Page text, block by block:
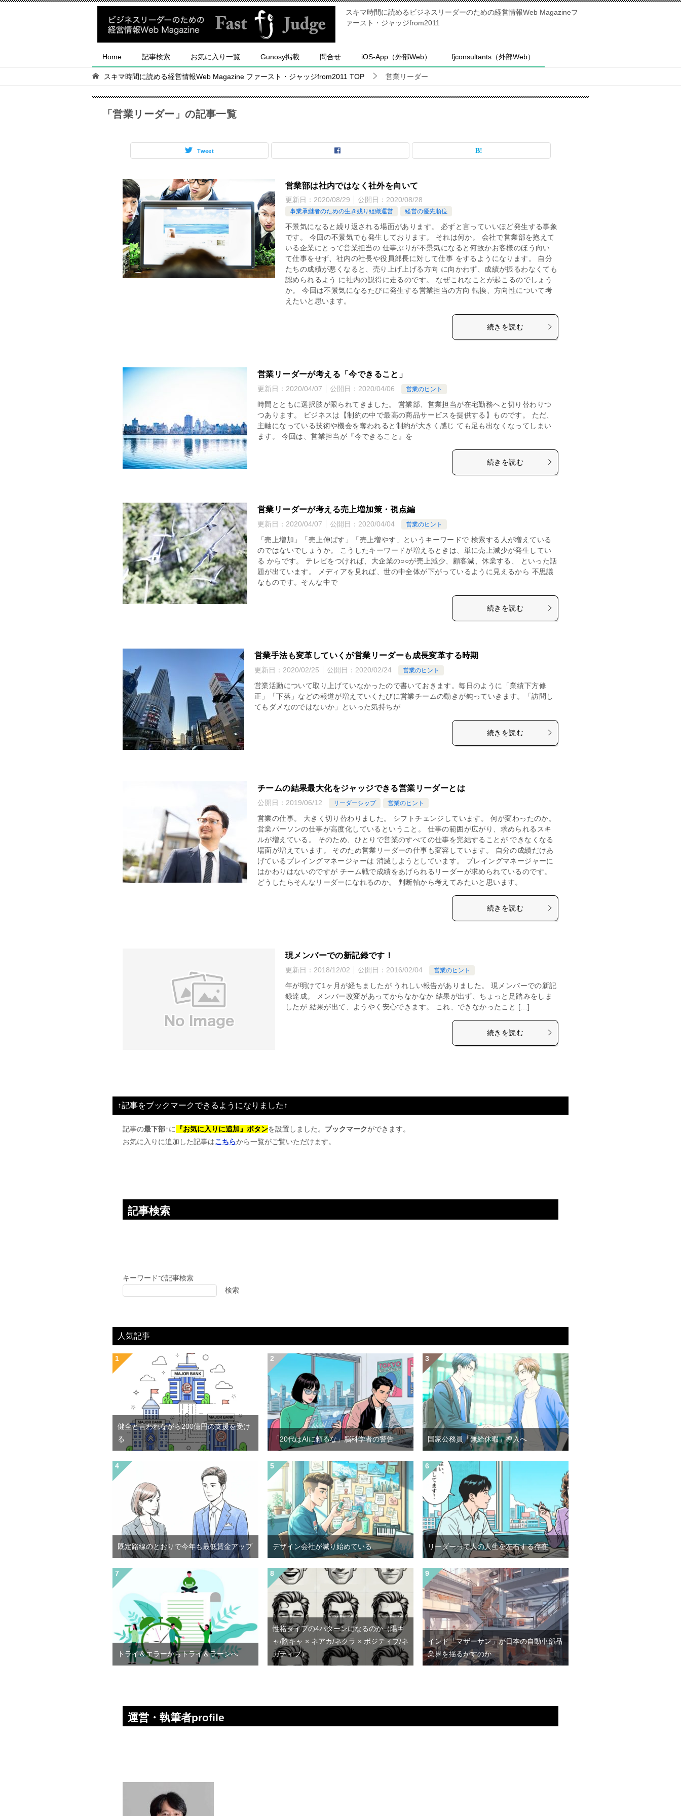
スキマ時間に読めるビジネスリーダーのための経営情報Web Magazineフ
ァースト・ジャッジfrom2011
Home 記事検索 お気に入り一覧 Gunosy掲載 問合せ iOS-App（外部Web） fjconsultants（外部Web）
スキマ時間に読める経営情報Web Magazine ファースト・ジャッジfrom2011 TOP 営業リーダー
「営業リーダー」の記事一覧
Tweet
営業部は社内ではなく社外を向いて
更新日： 2020/08/29 公開日： 2020/08/28
事業承継者のための生き残り組織運営 経営の優先順位
不景気になると繰り返される場面があります。 必ずと言っていいほど発生する事象
です。 今回の不景気でも発生しております。 それは何か。 会社で営業部を抱えて
いる企業にとって営業担当の 仕事ぶりが不景気になると何故かお客様のほう向い
て仕事をせず、社内の社長や役員部長に対して仕事 をするようになります。 自分
たちの成績が悪くなると、売り上げ上げる方向 に向かわず、成績が振るわなくても
認められるよう に社内の説得に走るのです。 なぜこれなことが起こるのでしょう
か。 今回は不景気になるたびに発生する営業担当の方向 転換、方向性について考
えたいと思います。
続きを読む
営業リーダーが考える「今できること」
更新日： 2020/04/07 公開日： 2020/04/06 営業のヒント
時間とともに選択肢が限られてきました。 営業部、営業担当が在宅勤務へと切り替わりつ
つあります。 ビジネスは【制約の中で最高の商品サービスを提供する】ものです。 ただ、
主軸になっている技術や機会を奪われると制約が大きく感じ ても足も出なくなってしまい
ます。 今回は、営業担当が『今できること』を
続きを読む
営業リーダーが考える売上増加策・視点編
更新日： 2020/04/07 公開日： 2020/04/04 営業のヒント
「売上増加」「売上伸ばす」「売上増やす」というキーワードで 検索する人が増えている
のではないでしょうか。 こうしたキーワードが増えるときは、単に売上減少が発生してい
る からです。 テレビをつければ、大企業の○○が売上減少、顧客減、休業する、 といった話
題が出ています。 メディアを見れば、世の中全体が下がっているように見えるから 不思議
なものです。そんな中で
続きを読む
営業手法も変革していくが営業リーダーも成長変革する時期
更新日： 2020/02/25 公開日： 2020/02/24 営業のヒント
営業活動について取り上げていなかったので書いておきます。毎日のように「業績下方修
正」「下落」などの報道が増えていくたびに営業チームの動きが鈍っていきます。「訪問し
てもダメなのではないか」といった気持ちが
続きを読む
チームの結果最大化をジャッジできる営業リーダーとは
公開日： 2019/06/12 リーダーシップ 営業のヒント
営業の仕事。 大きく切り替わりました。 シフトチェンジしています。 何が変わったのか。
営業パーソンの仕事が高度化しているということ。 仕事の範囲が広がり、求められるスキ
ルが増えている。 そのため、ひとりで営業のすべての仕事を完結することが できなくなる
場面が増えています。 そのため営業リーダーの仕事も変容しています。 自分の成績だけあ
げているプレイングマネージャーは 消滅しようとしています。 プレイングマネージャーに
はかわりはないのですが チーム戦で成績をあげられるリーダーが求められているのです。
どうしたらそんなリーダーになれるのか。 判断軸から考えてみたいと思います。
続きを読む
現メンバーでの新記録です！
更新日： 2018/12/02 公開日： 2016/02/04 営業のヒント
年が明けて1ヶ月が経ちましたが うれしい報告がありました。 現メンバーでの新記
録達成。 メンバー改変があってからなかなか 結果が出ず、ちょっと足踏みをしま
したが 結果が出て、ようやく安心できます。 これ、できなかったこと […]
続きを読む
↑記事をブックマークできるようになりました↑
記事の最下部↑に 『お気に入りに追加』ボタンを設置しました。 ブックマークができます。
お気に入りに追加した記事はこちらから一覧がご覧いただけます。
記事検索
キーワードで記事検索
検索
人気記事
健全と言われながら200億円の支援を受け
る
「20代はAIに頼るな」脳科学者の警告 国家公務員「無給休暇」導入へ
既定路線のとおりで今年も最低賃金アップ デザイン会社が減り始めている リーダーって人の人生を左右する存在
トライ＆エラーからトライ＆ラーンへ
性格タイプの4パターンになるのか（陽キ
ャ/陰キャ × ネアカ/ネクラ × ポジティブ/ネ
ガティブ）
インド「マザーサン」が日本の自動車部品
業界を揺るがすのか
運営・執筆者profile